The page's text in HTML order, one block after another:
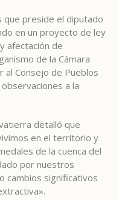
que preside el diputado
en un proyecto de ley
afectación de
de la Cámara
al Consejo de Pueblos
a la
detalló que
en el territorio y
de la cuenca del
por nuestros
cambios significativos